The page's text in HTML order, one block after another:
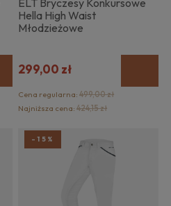
Hella High Waist
Młodzieżowe
299,00 zł
Cena regularna:499,00 zł
Najniższa cena:424,15 zł
-15%